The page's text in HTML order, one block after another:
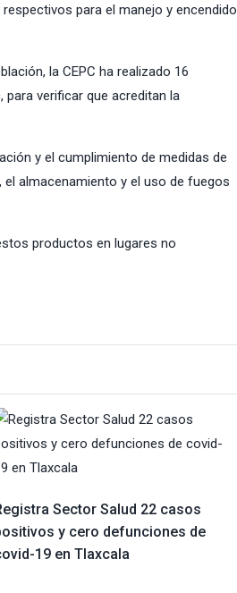
para el manejo y encendido
la CEPC ha realizado 16
verificar que acreditan la
y el cumplimiento de medidas de
almacenamiento y el uso de fuegos
productos en lugares no
Sector Salud 22 casos
y cero defunciones de
19 en Tlaxcala